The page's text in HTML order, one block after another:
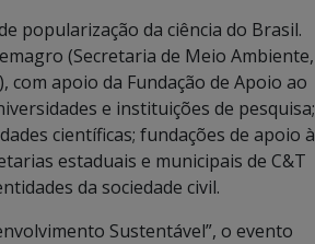
popularização da ciência do Brasil.
(Secretaria de Meio Ambiente,
apoio da Fundação de Apoio ao
e instituições de pesquisa;
científicas; fundações de apoio à
estaduais e municipais de C&T
da sociedade civil.
Sustentável”, o evento